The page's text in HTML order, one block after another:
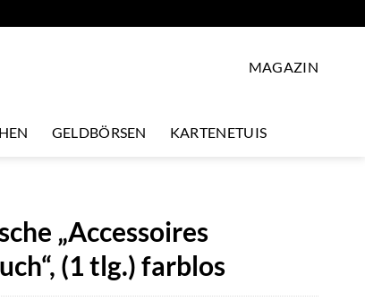
MAGAZIN
GELDBÖRSEN KARTENETUIS
„Accessoires
(1 tlg.) farblos